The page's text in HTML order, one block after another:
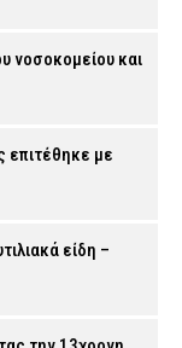
νοσοκομείου και
επιτέθηκε με
είδη –